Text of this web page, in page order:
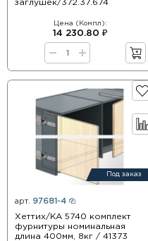
заглушек/372.37.674
Цена (Компл):
14 230.80 ₽
Под заказ
арт. 97681-4
Хеттих/КА 5740 комплект
фурнитуры номинальная
длина 400мм, 8кг / 41373